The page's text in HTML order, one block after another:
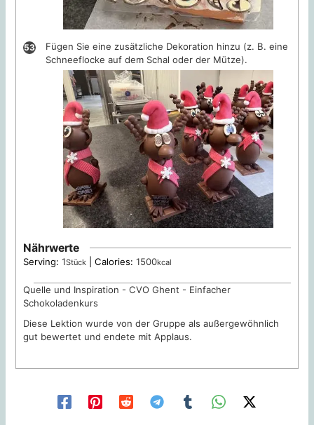
Fügen Sie eine zusätzliche Dekoration hinzu (z. B. eine
Schneeflocke auf dem Schal oder der Mütze).
Nährwerte
Serving:1Stück |Calories:1500kcal
Quelle und Inspiration - CVO Ghent - Einfacher
Schokoladenkurs
Diese Lektion wurde von der Gruppe als außergewöhnlich
gut bewertet und endete mit Applaus.